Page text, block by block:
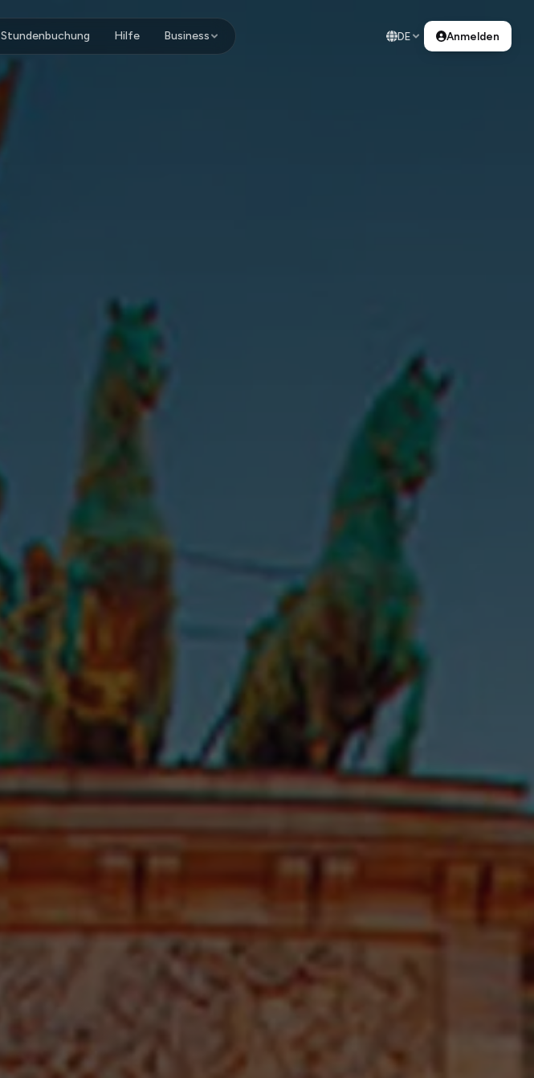
Stundenbuchung Hilfe Business DE Anmelden